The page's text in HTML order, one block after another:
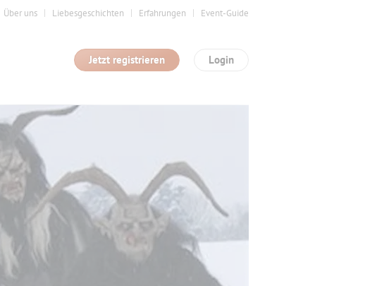
Über uns Liebesgeschichten Erfahrungen Event-Guide
Login
Jetzt registrieren